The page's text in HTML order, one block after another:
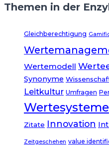
Themen in der
Gleichberechtigung
Wertemodell
Synonyme
Leitkultur Umfragen
Wertesysteme
Zitate Innovation
Zeitgeschehen value